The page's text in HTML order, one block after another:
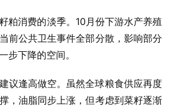
粕消费的淡季。10月份下游水产养殖
前公共卫生事件全部分散，影响部分
步下降的空间。
议逢高做空。虽然全球粮食供应再度
，油脂同步上涨，但考虑到菜籽逐渐